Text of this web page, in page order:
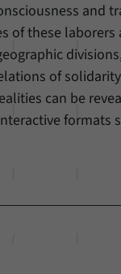
and
of these
of
can be
formats